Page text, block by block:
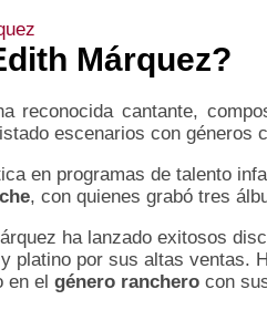
Márquez?
reconocida cantante,
escenarios con géneros
en programas de talento
, con quienes grabó tres
ha lanzado exitosos
platino por sus altas ventas.
en el género ranchero con